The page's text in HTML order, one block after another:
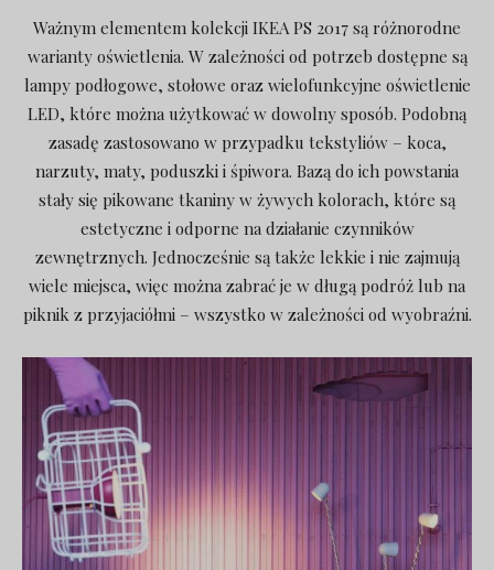
Ważnym elementem kolekcji IKEA PS 2017 są różnorodne
warianty oświetlenia. W zależności od potrzeb dostępne są
lampy podłogowe, stołowe oraz wielofunkcyjne oświetlenie
LED, które można użytkować w dowolny sposób. Podobną
zasadę zastosowano w przypadku tekstyliów – koca,
narzuty, maty, poduszki i śpiwora. Bazą do ich powstania
stały się pikowane tkaniny w żywych kolorach, które są
estetyczne i odporne na działanie czynników
zewnętrznych. Jednocześnie są także lekkie i nie zajmują
wiele miejsca, więc można zabrać je w długą podróż lub na
piknik z przyjaciółmi – wszystko w zależności od wyobraźni.